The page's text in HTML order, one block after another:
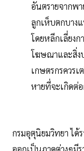
อันตรายจากพ
ลูกเห็บตกบาง
โดยหลีกเลี่ยง
โฆษณาและสิ่ง
เกษตรกรควรเ
หายที่จะเกิดต่
กรมอุตุนิยมวิทยา ได้